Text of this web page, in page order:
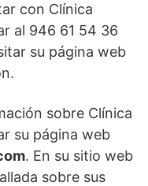
con Clínica
al 946 61 54 36
su página web
sobre Clínica
su página web
. En su sitio web
sobre sus